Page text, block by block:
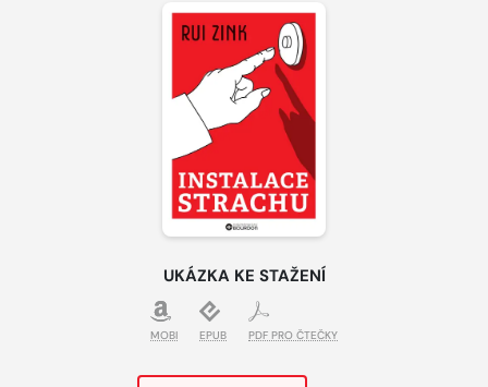
UKÁZKA KE STAŽENÍ
MOBI EPUB PDF PRO ČTEČKY